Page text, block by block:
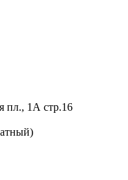
пл., 1А стр.16